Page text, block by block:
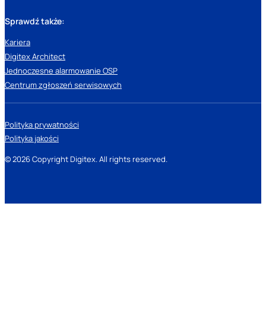
Sprawdź także:
Kariera
Digitex Architect
Jednoczesne alarmowanie OSP
Centrum zgłoszeń serwisowych
© 2026 Copyright Digitex. All rights reserved.
Polityka prywatności
Polityka jakości